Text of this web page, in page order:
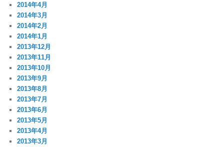
2014年4月
2014年3月
2014年2月
2014年1月
2013年12月
2013年11月
2013年10月
2013年9月
2013年8月
2013年7月
2013年6月
2013年5月
2013年4月
2013年3月